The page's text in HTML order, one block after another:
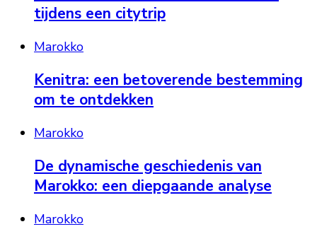
tijdens een citytrip
Marokko
Kenitra: een betoverende bestemming
om te ontdekken
Marokko
De dynamische geschiedenis van
Marokko: een diepgaande analyse
Marokko